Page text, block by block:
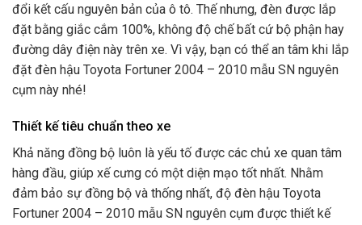
đổi kết cấu nguyên bản của ô tô. Thế nhưng, đèn được lắp
đặt bằng giắc cắm 100%, không độ chế bất cứ bộ phận hay
đường dây điện này trên xe. Vì vậy, bạn có thể an tâm khi lắp
đặt đèn hậu Toyota Fortuner 2004 – 2010 mẫu SN nguyên
cụm này nhé!
Thiết kế tiêu chuẩn theo xe
Khả năng đồng bộ luôn là yếu tố được các chủ xe quan tâm
hàng đầu, giúp xế cưng có một diện mạo tốt nhất. Nhằm
đảm bảo sự đồng bộ và thống nhất, độ đèn hậu Toyota
Fortuner 2004 – 2010 mẫu SN nguyên cụm được thiết kế